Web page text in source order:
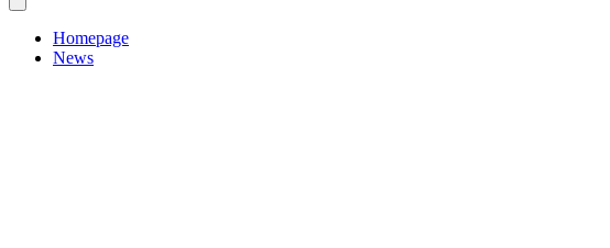
Homepage
News